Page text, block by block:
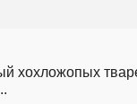
хохложопых